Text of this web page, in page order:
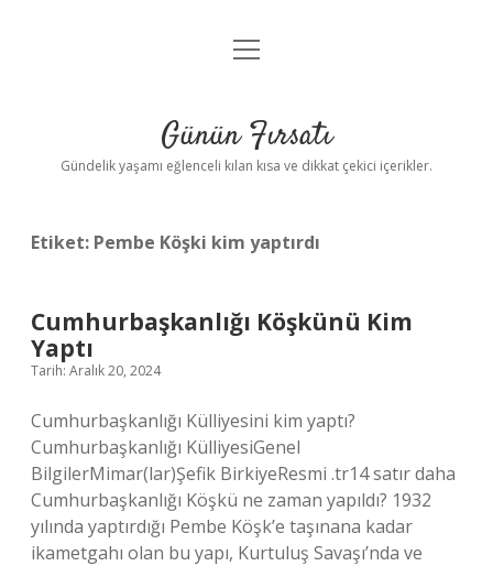
Anasayfa
Yasal Uyarı
menüyü
Günün Fırsatı
Gündelik yaşamı eğlenceli kılan kısa ve dikkat çekici içerikler.
Etiket: Pembe Köşki kim yaptırdı
Cumhurbaşkanlığı Köşkünü Kim
Yaptı
Tarih: Aralık 20, 2024
Cumhurbaşkanlığı Külliyesini kim yaptı?
Cumhurbaşkanlığı KülliyesiGenel
BilgilerMimar(lar)Şefik BirkiyeResmi .tr14 satır daha
Cumhurbaşkanlığı Köşkü ne zaman yapıldı? 1932
yılında yaptırdığı Pembe Köşk’e taşınana kadar
ikametgahı olan bu yapı, Kurtuluş Savaşı’nda ve